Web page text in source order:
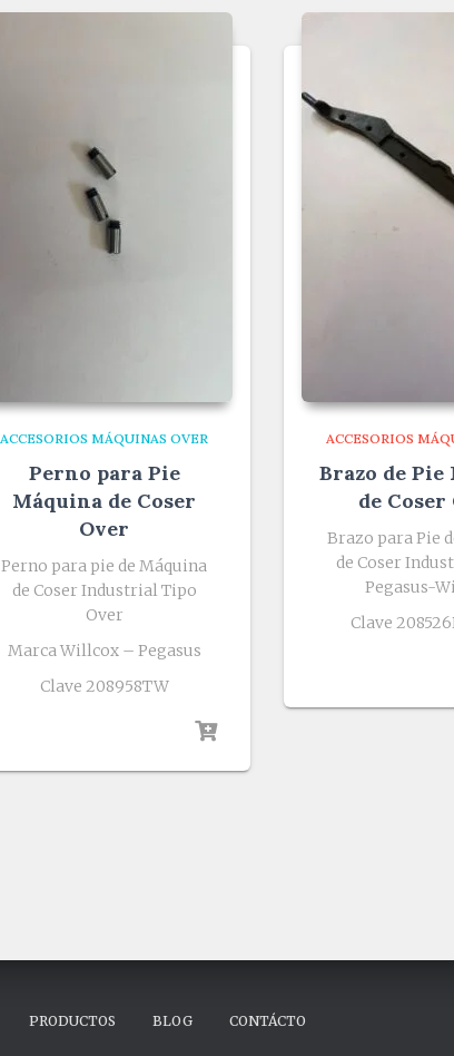
ACCESORIOS MÁQUINAS OVER
Perno para Pie
Máquina de Coser
Over
Perno para pie de Máquina
de Coser Industrial Tipo
Over
Marca Willcox – Pegasus
Clave 208958TW
ACCESORIOS
Brazo de Pie
de Coser
Brazo para Pie
de Coser
Pegasus-
Clave
PRODUCTOS BLOG CONTÁCTO